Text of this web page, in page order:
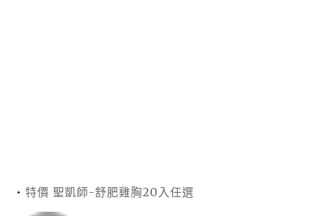
特價 聖凱師-舒肥雞胸20入任選